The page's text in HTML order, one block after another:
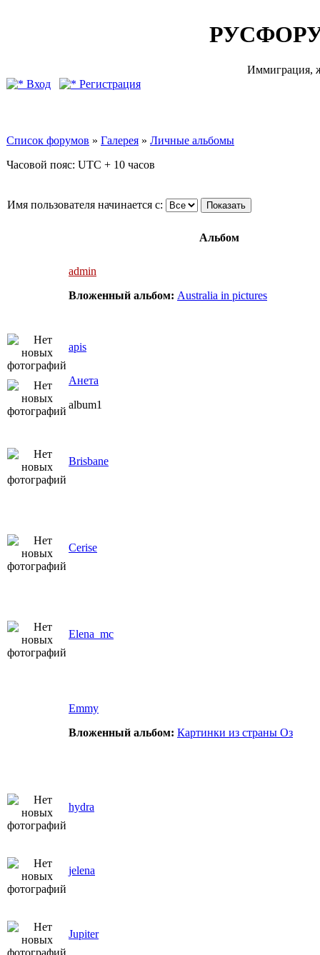
Иммиграция,
Вход
Регистрация
Список форумов » Галерея » Личные альбомы
Часовой пояс: UTC + 10 часов
Имя пользователя начинается с:
Альбом
admin
Вложенный альбом: Australia in pictures
apis
Анета
album1
Brisbane
Cerise
Elena_mc
Emmy
Вложенный альбом: Картинки из страны Оз
hydra
jelena
Jupiter